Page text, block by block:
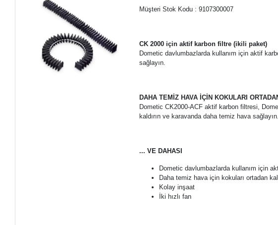
Müşteri Stok Kodu : 9107300007
CK 2000 için aktif karbon filtre (ikili paket)
Dometic davlumbazlarda kullanım için aktif
sağlayın.
DAHA TEMİZ HAVA İÇİN KOKULARI
Dometic CK2000-ACF aktif karbon filtresi,
kaldırın ve karavanda daha temiz hava sağlayın.
... VE DAHASI
Dometic davlumbazlarda kullanım için
Daha temiz hava için kokuları ortadan
Kolay inşaat
İki hızlı fan